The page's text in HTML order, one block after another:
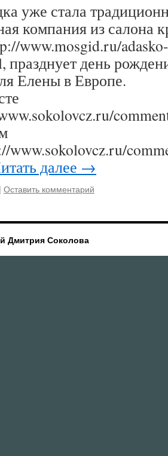
уже стала
компания из салона
www.mosgid.ru/
празднует день
Елены в
www.sokolovcz.ru/
далее →
| Оставить комментарий
Дмитрия Соколова